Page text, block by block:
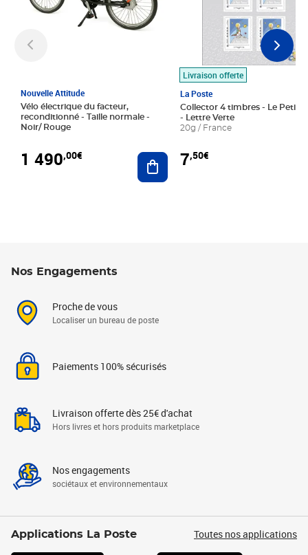
Nouvelle Attitude
Vélo électrique du facteur,
reconditionné - Taille normale -
Noir/ Rouge
1 490,00€ Ajouter au panier
Livraison offerte
La Poste
Collector 4 timbres - Le Petit
- Lettre Verte
20g / France
7,50€
Nos Engagements
Proche de vous
Localiser un bureau de poste
Paiements 100% sécurisés
Livraison offerte dès 25€ d'achat
Hors livres et hors produits marketplace
Nos engagements
sociétaux et environnementaux
Applications La Poste Toutes nos applications